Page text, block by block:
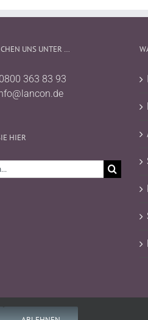
UNS UNTER …
0800 363 83 93
HIER